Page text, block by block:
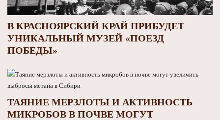
В КРАСНОЯРСКИЙ КРАЙ ПРИБУДЕТ
УНИКАЛЬНЫЙ МУЗЕЙ «ПОЕЗД
ПОБЕДЫ»
ТАЯНИЕ МЕРЗЛОТЫ И АКТИВНОСТЬ
МИКРОБОВ В ПОЧВЕ МОГУТ